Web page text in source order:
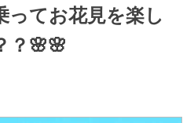
ってお花見を楽し
？🌸🌸